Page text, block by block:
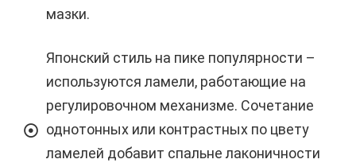
мазки.
Японский стиль на пике популярности –
используются ламели, работающие на
регулировочном механизме. Сочетание
однотонных или контрастных по цвету
ламелей добавит спальне лаконичности